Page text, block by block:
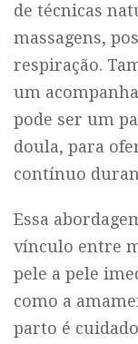
de técnicas
massagens,
respiração.
um
pode ser um
doula, para
contínuo
Essa
vínculo entre
pele a pele
como a
parto é